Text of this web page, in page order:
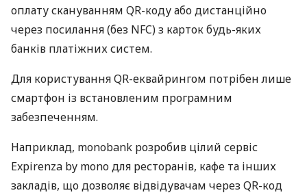
оплату скануванням QR-коду або дистанційно
через посилання (без NFC) з карток будь-яких
банків платіжних систем.
Для користування QR-еквайрингом потрібен лише
смартфон із встановленим програмним
забезпеченням.
Наприклад, monobank розробив цілий сервіс
Expirenza by mono для ресторанів, кафе та інших
закладів, що дозволяє відвідувачам через QR-код